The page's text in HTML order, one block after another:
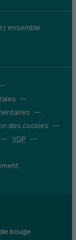
ensemble
des cookies
VDP
bouge